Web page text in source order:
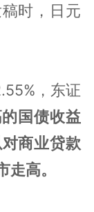
时，日元
，东证
国债收益
商业贷款
高。